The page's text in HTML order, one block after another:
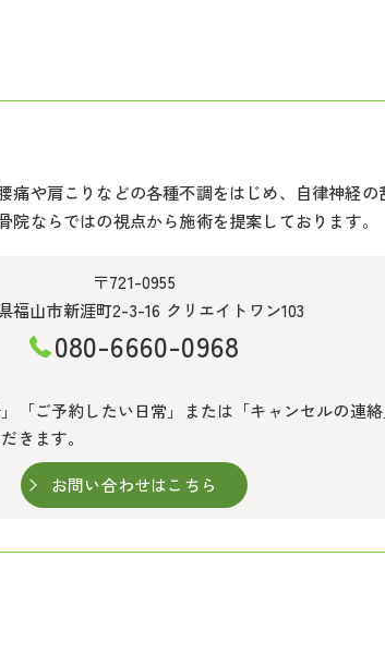
痛や肩こりなどの各種不調をはじめ、自律神経
ならではの視点から施術を提案しております。
〒721-0955
福山市新涯町2-3-16 クリエイトワン103
080-6660-0968
「ご予約したい日常」または「キャンセルの連絡
きます。
お問い合わせはこちら